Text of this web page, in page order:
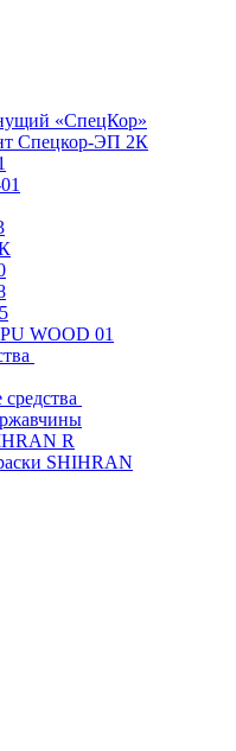
«СпецКор»
Спецкор-ЭП 2К
WOOD 01
ржавчины
R
SHIHRAN